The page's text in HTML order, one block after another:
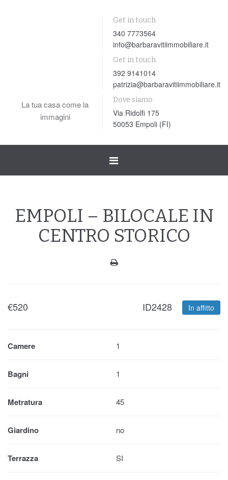
La tua casa come la
immagini
Get in touch
340 7773564
info@barbaravitiimmobiliare.it
Get in touch
392 9141014
patrizia@barbaravitiimmobiliare.it
Dove siamo
Via Ridolfi 175
50053 Empoli (FI)
Toggle
EMPOLI – BILOCALE IN
CENTRO STORICO
€520 ID2428 In affitto
Camere 1
Bagni 1
Metratura 45
Giardino no
Terrazza SI